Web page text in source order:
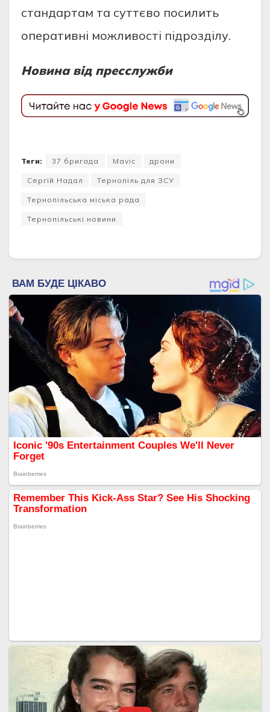
стандартам та суттєво посилить
оперативні можливості підрозділу.
Новина від пресслужби
Теги: 37 бригада Mavic дрони
Сергій Надал Тернопіль для ЗСУ
Тернопільська міська рада
Тернопільські новини